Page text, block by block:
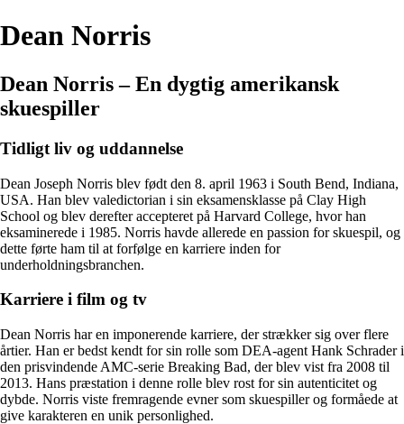
Dean Norris
Dean Norris – En dygtig amerikansk
skuespiller
Tidligt liv og uddannelse
Dean Joseph Norris blev født den 8. april 1963 i South Bend, Indiana,
USA. Han blev valedictorian i sin eksamensklasse på Clay High
School og blev derefter accepteret på Harvard College, hvor han
eksaminerede i 1985. Norris havde allerede en passion for skuespil, og
dette førte ham til at forfølge en karriere inden for
underholdningsbranchen.
Karriere i film og tv
Dean Norris har en imponerende karriere, der strækker sig over flere
årtier. Han er bedst kendt for sin rolle som DEA-agent Hank Schrader i
den prisvindende AMC-serie Breaking Bad, der blev vist fra 2008 til
2013. Hans præstation i denne rolle blev rost for sin autenticitet og
dybde. Norris viste fremragende evner som skuespiller og formåede at
give karakteren en unik personlighed.